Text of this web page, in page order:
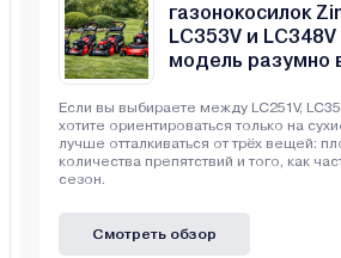
газонокосилок
LC353V и
модель разумно
Если вы выбираете между LC251V,
хотите ориентироваться только на
лучше отталкиваться от трёх вещей:
количества препятствий и того, как
сезон.
Смотреть обзор